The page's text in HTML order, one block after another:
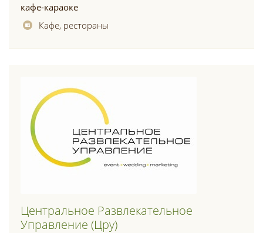
кафе-караоке
Кафе, рестораны
Центральное Развлекательное
Управление (цру)